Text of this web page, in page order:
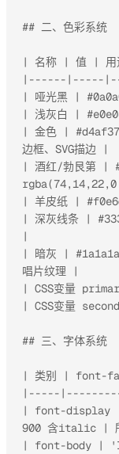
## 二、色彩系统
| 名称 | 值 | 用
|------|-----
| 哑光黑 |
| 浅灰白 |
| 金色 | #d4af37
边框、SVG描边 |
| 酒红/勃艮第 |
| 羊皮纸 |
| 深灰线条 |
|
| 暗灰 |
唱片纹理 |
| CSS变量
| CSS变量
## 三、字体系统
| 类别 | font-
|-----
| font-
900 含italic | 所
| font-body |